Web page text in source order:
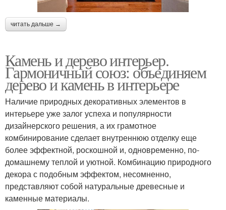
читать дальше →
Камень и дерево интерьер.
Гармоничный союз: объединяем
дерево и камень в интерьере
Наличие природных декоративных элементов в
интерьере уже залог успеха и популярности
дизайнерского решения, а их грамотное
комбинирование сделает внутреннюю отделку еще
более эффектной, роскошной и, одновременно, по-
домашнему теплой и уютной. Комбинацию природного
декора с подобным эффектом, несомненно,
представляют собой натуральные древесные и
каменные материалы.